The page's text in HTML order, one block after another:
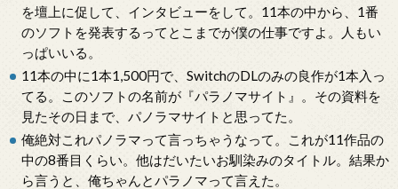
を壇上に促して、インタビューをして。11本の中から、1番
のソフトを発表するってとこまでが僕の仕事ですよ。人もい
っぱいいる。
11本の中に1本1,500円で、SwitchのDLのみの良作が1本入っ
てる。このソフトの名前が『パラノマサイト』。その資料を
見たその日まで、パノラマサイトと思ってた。
俺絶対これパノラマって言っちゃうなって。これが11作品の
中の8番目くらい。他はだいたいお馴染みのタイトル。結果か
ら言うと、俺ちゃんとパラノマって言えた。